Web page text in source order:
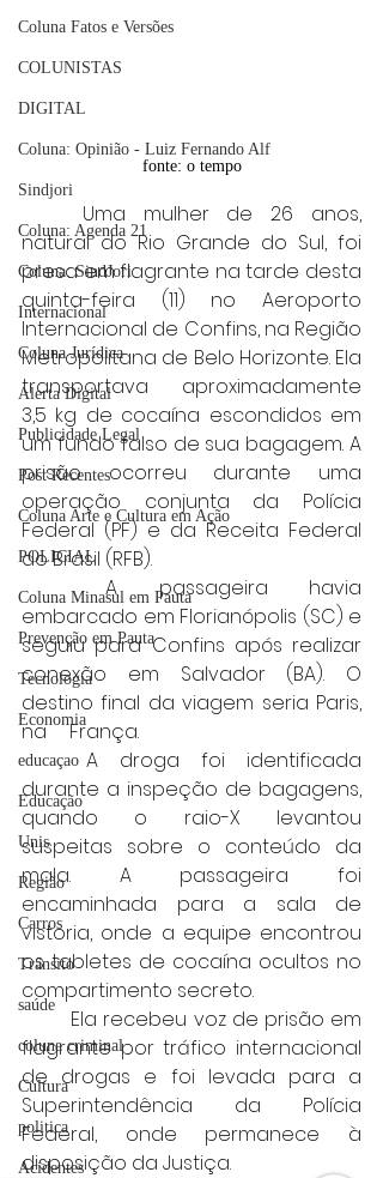
Coluna Fatos e Versões
COLUNISTAS
DIGITAL
Coluna: Opinião - Luiz Fernando Alf
Sindjori
Coluna: Agenda 21
Coluna: SindJori
Internacional
Coluna Jurídica
Alerta Digital
Publicidade Legal
Post Recentes
Coluna Arte e Cultura em Ação
POLICIAL
Coluna Minasul em Pauta
Prevenção em Pauta
Tecnologia
Economia
educaçao
Educação
Unis
Região
Carros
Trânsito
saúde
coluna criminal
Cultura
politica
Acidentes
fonte: o tempo
natural do Rio Grande do Sul, foi
presa em flagrante na tarde desta
quinta-feira (11) no Aeroporto
Internacional de Confins, na Região
Metropolitana de Belo Horizonte. Ela
transportava aproximadamente
3,5 kg de cocaína escondidos em
um fundo falso de sua bagagem. A
prisão ocorreu durante uma
operação conjunta da Polícia
Federal (PF) e da Receita Federal
do Brasil (RFB).
	A passageira havia
embarcado em Florianópolis (SC) e
seguiu para Confins após realizar
conexão em Salvador (BA). O
destino final da viagem seria Paris,
na 	França.
	A droga foi identificada
durante a inspeção de bagagens,
quando o raio-X levantou
suspeitas sobre o conteúdo da
mala. A passageira foi
encaminhada para a sala de
vistoria, onde a equipe encontrou
os tabletes de cocaína ocultos no
compartimento secreto.
	Ela recebeu voz de prisão em
flagrante por tráfico internacional
de drogas e foi levada para a
Superintendência da Polícia
Federal, onde permanece à
disposição da Justiça.